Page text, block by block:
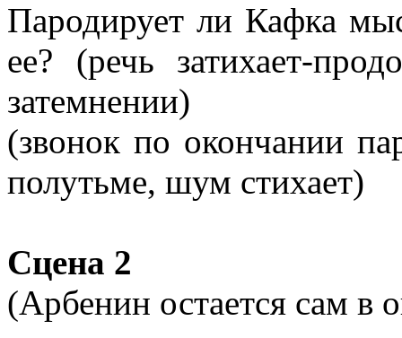
Пародирует ли Кафка
ее? (речь затихает-
затемнении)
(звонок по окончании
полутьме, шум стихает)
Сцена 2
(Арбенин остается сам в